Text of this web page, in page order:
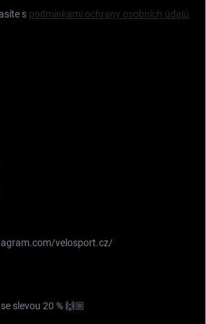
s podmínkami ochrany osobních údajů
velosport.cz/
slevou 20 % 🙌🏼